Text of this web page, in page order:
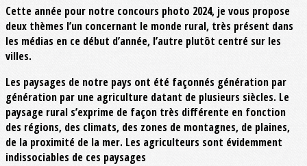
Cette année pour notre concours photo 2024, je vous propose
deux thèmes l’un concernant le monde rural, très présent dans
les médias en ce début d’année, l’autre plutôt centré sur les
villes.
Les paysages de notre pays ont été façonnés génération par
génération par une agriculture datant de plusieurs siècles. Le
paysage rural s’exprime de façon très différente en fonction
des régions, des climats, des zones de montagnes, de plaines,
de la proximité de la mer. Les agriculteurs sont évidemment
indissociables de ces paysages